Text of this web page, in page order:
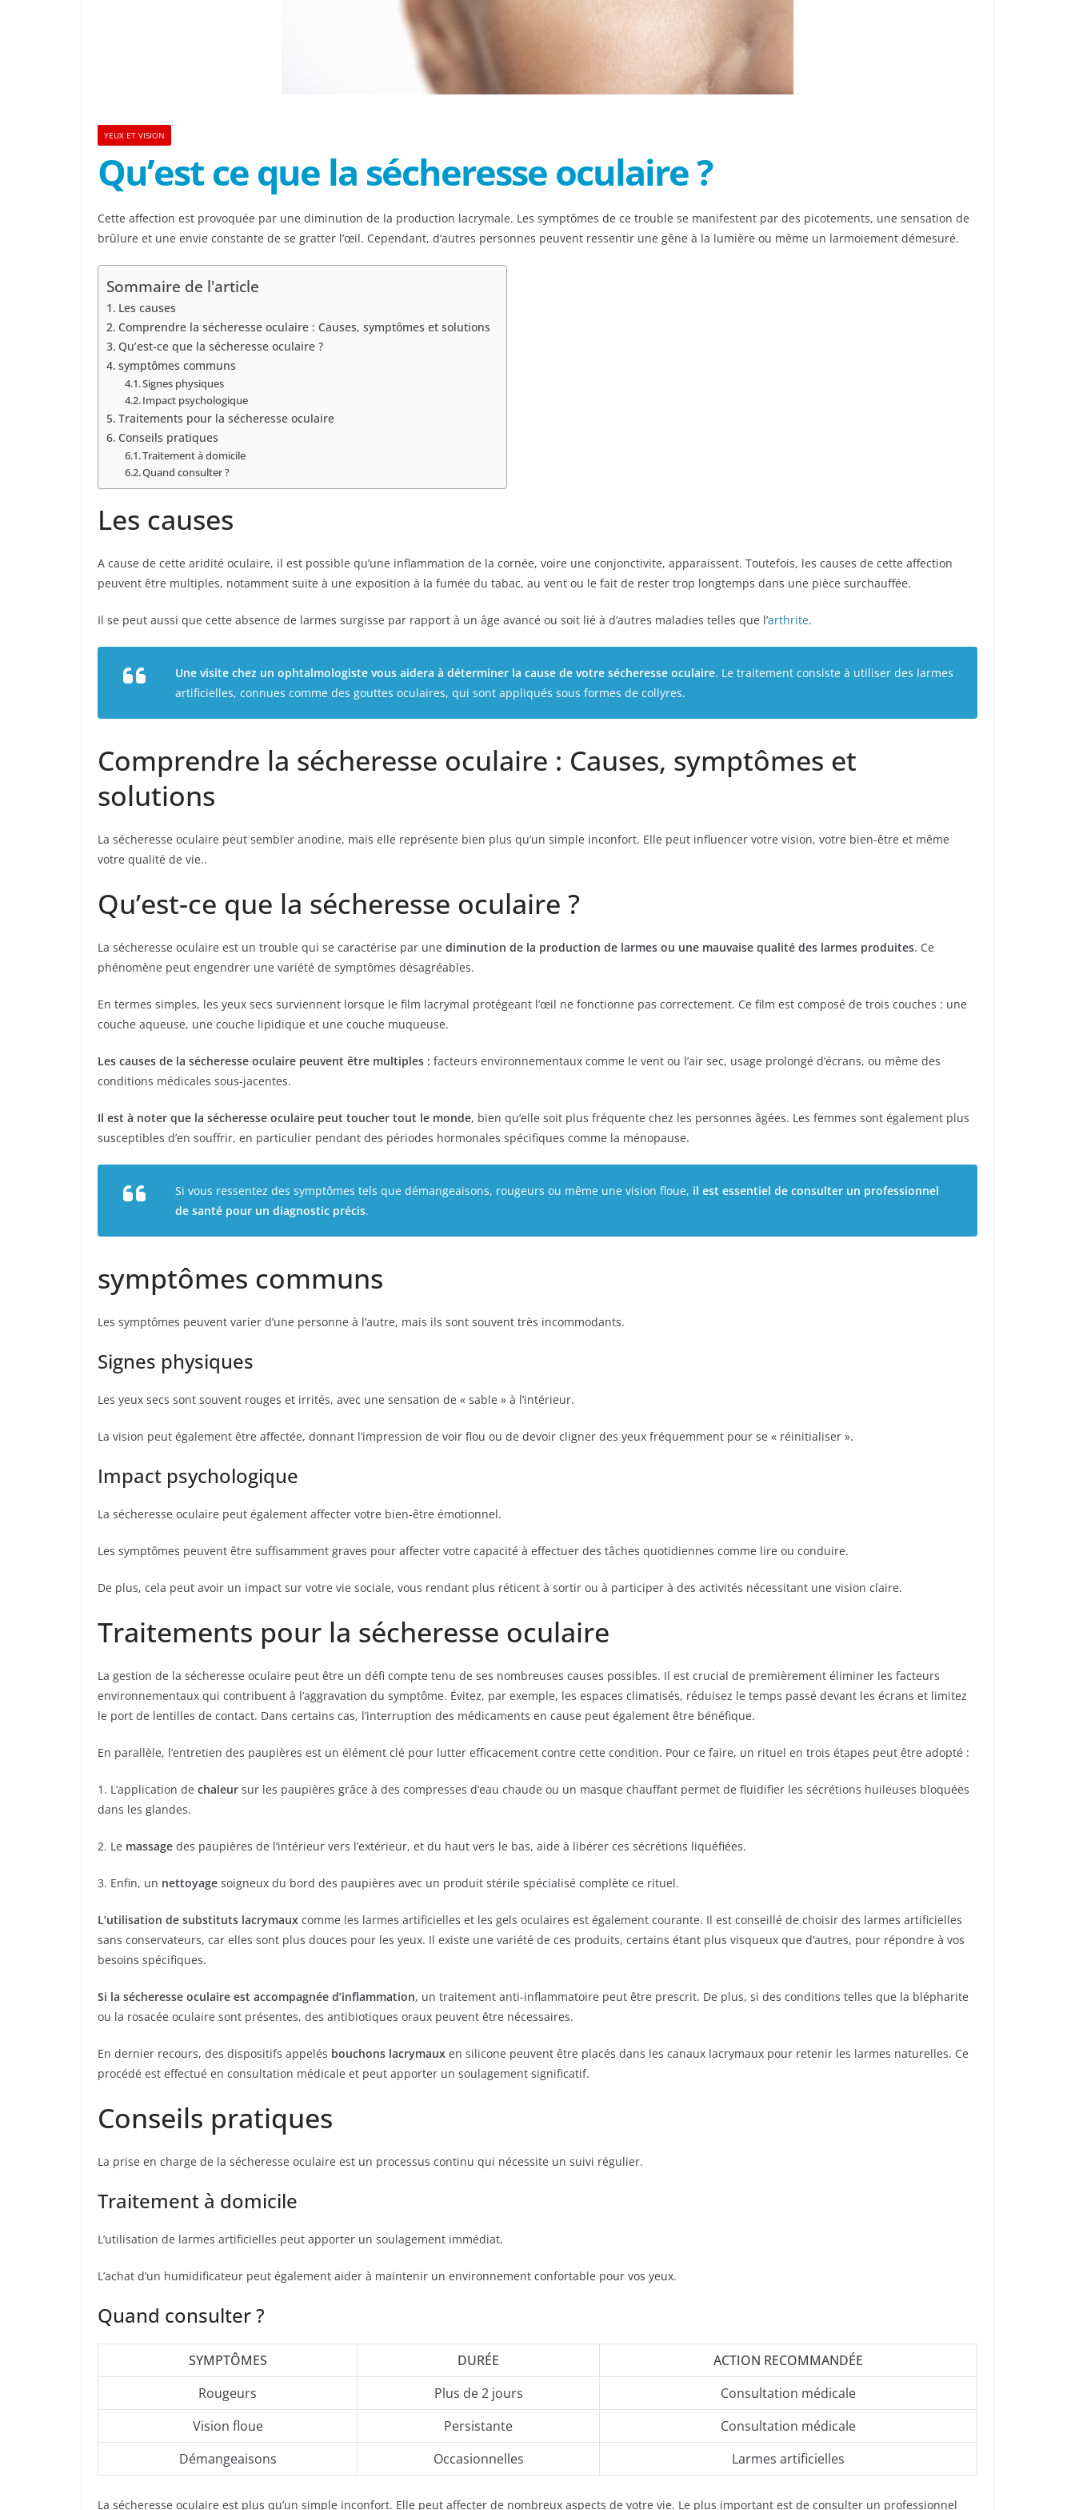
YEUX ET VISION
Qu’est ce que la sécheresse oculaire ?
Cette affection est provoquée par une diminution de la production lacrymale. Les symptômes de ce trouble se manifestent par des picotements, une sensation de
brûlure et une envie constante de se gratter l’œil. Cependant, d’autres personnes peuvent ressentir une gêne à la lumière ou même un larmoiement démesuré.
Sommaire de l'article
Les causes
Comprendre la sécheresse oculaire : Causes, symptômes et solutions
Qu’est-ce que la sécheresse oculaire ?
symptômes communs
Signes physiques
Impact psychologique
Traitements pour la sécheresse oculaire
Conseils pratiques
Traitement à domicile
Quand consulter ?
Les causes
A cause de cette aridité oculaire, il est possible qu’une inflammation de la cornée, voire une conjonctivite, apparaissent. Toutefois, les causes de cette affection
peuvent être multiples, notamment suite à une exposition à la fumée du tabac, au vent ou le fait de rester trop longtemps dans une pièce surchauffée.
Il se peut aussi que cette absence de larmes surgisse par rapport à un âge avancé ou soit lié à d’autres maladies telles que l’arthrite.
Une visite chez un ophtalmologiste vous aidera à déterminer la cause de votre sécheresse oculaire. Le traitement consiste à utiliser des larmes
artificielles, connues comme des gouttes oculaires, qui sont appliqués sous formes de collyres.
Comprendre la sécheresse oculaire : Causes, symptômes et
solutions
La sécheresse oculaire peut sembler anodine, mais elle représente bien plus qu’un simple inconfort. Elle peut influencer votre vision, votre bien-être et même
votre qualité de vie..
Qu’est-ce que la sécheresse oculaire ?
La sécheresse oculaire est un trouble qui se caractérise par une diminution de la production de larmes ou une mauvaise qualité des larmes produites. Ce
phénomène peut engendrer une variété de symptômes désagréables.
En termes simples, les yeux secs surviennent lorsque le film lacrymal protégeant l’œil ne fonctionne pas correctement. Ce film est composé de trois couches : une
couche aqueuse, une couche lipidique et une couche muqueuse.
Les causes de la sécheresse oculaire peuvent être multiples : facteurs environnementaux comme le vent ou l’air sec, usage prolongé d’écrans, ou même des
conditions médicales sous-jacentes.
Il est à noter que la sécheresse oculaire peut toucher tout le monde, bien qu’elle soit plus fréquente chez les personnes âgées. Les femmes sont également plus
susceptibles d’en souffrir, en particulier pendant des périodes hormonales spécifiques comme la ménopause.
Si vous ressentez des symptômes tels que démangeaisons, rougeurs ou même une vision floue, il est essentiel de consulter un professionnel
de santé pour un diagnostic précis.
symptômes communs
Les symptômes peuvent varier d’une personne à l’autre, mais ils sont souvent très incommodants.
Signes physiques
Les yeux secs sont souvent rouges et irrités, avec une sensation de « sable » à l’intérieur.
La vision peut également être affectée, donnant l’impression de voir flou ou de devoir cligner des yeux fréquemment pour se « réinitialiser ».
Impact psychologique
La sécheresse oculaire peut également affecter votre bien-être émotionnel.
Les symptômes peuvent être suffisamment graves pour affecter votre capacité à effectuer des tâches quotidiennes comme lire ou conduire.
De plus, cela peut avoir un impact sur votre vie sociale, vous rendant plus réticent à sortir ou à participer à des activités nécessitant une vision claire.
Traitements pour la sécheresse oculaire
La gestion de la sécheresse oculaire peut être un défi compte tenu de ses nombreuses causes possibles. Il est crucial de premièrement éliminer les facteurs
environnementaux qui contribuent à l’aggravation du symptôme. Évitez, par exemple, les espaces climatisés, réduisez le temps passé devant les écrans et limitez
le port de lentilles de contact. Dans certains cas, l’interruption des médicaments en cause peut également être bénéfique.
En parallèle, l’entretien des paupières est un élément clé pour lutter efficacement contre cette condition. Pour ce faire, un rituel en trois étapes peut être adopté :
1. L’application de chaleur sur les paupières grâce à des compresses d’eau chaude ou un masque chauffant permet de fluidifier les sécrétions huileuses bloquées
dans les glandes.
2. Le massage des paupières de l’intérieur vers l’extérieur, et du haut vers le bas, aide à libérer ces sécrétions liquéfiées.
3. Enfin, un nettoyage soigneux du bord des paupières avec un produit stérile spécialisé complète ce rituel.
L’utilisation de substituts lacrymaux comme les larmes artificielles et les gels oculaires est également courante. Il est conseillé de choisir des larmes artificielles
sans conservateurs, car elles sont plus douces pour les yeux. Il existe une variété de ces produits, certains étant plus visqueux que d’autres, pour répondre à vos
besoins spécifiques.
Si la sécheresse oculaire est accompagnée d’inflammation, un traitement anti-inflammatoire peut être prescrit. De plus, si des conditions telles que la blépharite
ou la rosacée oculaire sont présentes, des antibiotiques oraux peuvent être nécessaires.
En dernier recours, des dispositifs appelés bouchons lacrymaux en silicone peuvent être placés dans les canaux lacrymaux pour retenir les larmes naturelles. Ce
procédé est effectué en consultation médicale et peut apporter un soulagement significatif.
Conseils pratiques
La prise en charge de la sécheresse oculaire est un processus continu qui nécessite un suivi régulier.
Traitement à domicile
L’utilisation de larmes artificielles peut apporter un soulagement immédiat.
L’achat d’un humidificateur peut également aider à maintenir un environnement confortable pour vos yeux.
Quand consulter ?
SYMPTÔMES DURÉE
ACTION RECOMMANDÉE
Rougeurs
Plus de 2 jours
Consultation médicale
Vision floue
Persistante
Consultation médicale
Démangeaisons
Occasionnelles Larmes artificielles
La sécheresse oculaire est plus qu’un simple inconfort. Elle peut affecter de nombreux aspects de votre vie. Le plus important est de consulter un professionnel